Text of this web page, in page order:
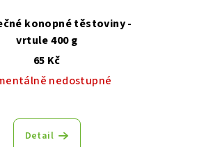
konopné těstoviny -
vrtule 400 g
65 Kč
nedostupné
Detail